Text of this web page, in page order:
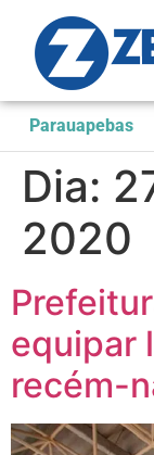
Parauapebas
Dia:
2020
equipar
recém-